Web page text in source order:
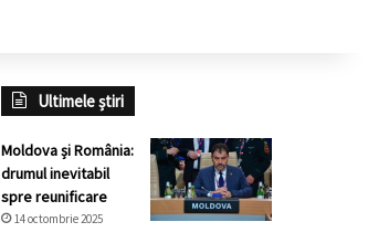
Ultimele știri
Moldova și România:
drumul inevitabil
spre reunificare
14 octombrie 2025